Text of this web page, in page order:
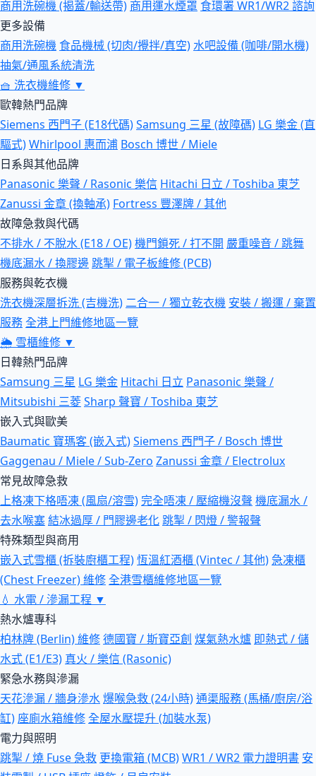
商用洗碗機 (揭蓋/輸送帶) 商用運水煙罩 食環署 WR1/WR2 諮詢
更多設備
商用洗碗機 食品機械 (切肉/攪拌/真空)水吧設備 (咖啡/開水機)
抽氣/通風系統清洗
🧺 洗衣機維修 ▼
歐韓熱門品牌
Siemens 西門子 (E18代碼)Samsung 三星 (故障碼) LG 樂金 (直
驅式)Whirlpool 惠而浦 Bosch 博世 / Miele
日系與其他品牌
Panasonic 樂聲 / Rasonic 樂信 Hitachi 日立 / Toshiba 東芝
Zanussi 金章 (換軸承) Fortress 豐澤牌 / 其他
故障急救與代碼
不排水 / 不脫水 (E18 / OE)機門鎖死 / 打不開 嚴重噪音 / 跳舞
機底漏水 / 換膠邊跳掣 / 電子板維修 (PCB)
服務與乾衣機
洗衣機深層拆洗 (吉機洗) 二合一 / 獨立乾衣機 安裝 / 搬運 / 棄置
服務全港上門維修地區一覽
🌦 雪櫃維修 ▼
日韓熱門品牌
Samsung 三星 LG 樂金 Hitachi 日立 Panasonic 樂聲 /
Mitsubishi 三菱Sharp 聲寶 / Toshiba 東芝
嵌入式與歐美
Baumatic 寶瑪客 (嵌入式)Siemens 西門子 / Bosch 博世
Gaggenau / Miele / Sub-Zero Zanussi 金章 / Electrolux
常見故障急救
上格凍下格唔凍 (風扇/溶雪)完全唔凍 / 壓縮機沒聲 機底漏水 /
去水喉塞結冰過厚 / 門膠邊老化跳掣 / 閃燈 / 警報聲
特殊類型與商用
嵌入式雪櫃 (拆裝廚櫃工程)恆溫紅酒櫃 (Vintec / 其他)急凍櫃
(Chest Freezer) 維修全港雪櫃維修地區一覽
💧 水電 / 滲漏工程 ▼
熱水爐專科
柏林牌 (Berlin) 維修德國寶 / 斯寶亞創 煤氣熱水爐 即熱式 / 儲
水式 (E1/E3) 真火 / 樂信 (Rasonic)
緊急水務與滲漏
天花滲漏 / 牆身滲水爆喉急救 (24小時)通渠服務 (馬桶/廚房/浴
缸) 座廁水箱維修全屋水壓提升 (加裝水泵)
電力與照明
跳掣 / 燒 Fuse 急救 更換電箱 (MCB)WR1 / WR2 電力證明書 安